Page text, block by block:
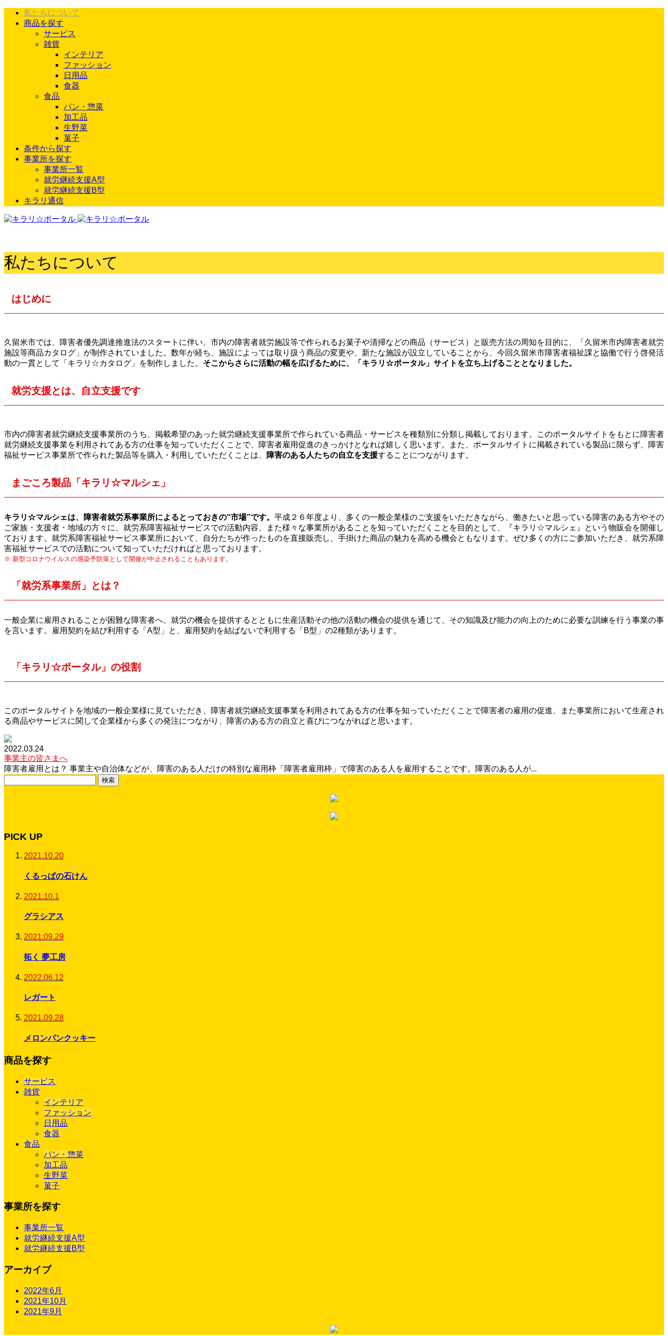
私たちについて
商品を探す
サービス
雑貨
インテリア
ファッション
日用品
食器
食品
パン・惣菜
加工品
生野菜
菓子
条件から探す
事業所を探す
事業所一覧
就労継続支援A型
就労継続支援B型
キラリ通信
私たちについて
はじめに
久留米市では、障害者優先調達推進法のスタートに伴い、市内の障害者就労施設等で作られるお菓子や清掃などの商品（サービス）と販売方法の周知を目的に、「久留米市内障害者就労
施設等商品カタログ」が制作されていました。数年が経ち、施設によっては取り扱う商品の変更や、新たな施設が設立していることから、今回久留米市障害者福祉課と協働で行う啓発活
動の一貫として「キラリ☆カタログ」を制作しました。 そこからさらに活動の幅を広げるために、「キラリ☆ポータル」サイトを立ち上げることとなりました。
就労支援とは、自立支援です
市内の障害者就労継続支援事業所のうち、掲載希望のあった就労継続支援事業所で作られている商品・サービスを種類別に分類し掲載しております。このポータルサイトをもとに障害者
就労継続支援事業を利用されてある方の仕事を知っていただくことで、障害者雇用促進のきっかけとなれば嬉しく思います。また、ポータルサイトに掲載されている製品に限らず、障害
福祉サービス事業所で作られた製品等を購入・利用していただくことは、
障害のある人たちの自立を支援することにつながります。
まごころ製品「キラリ☆マルシェ」
キラリ☆マルシェは、障害者就労系事業所によるとっておきの“市場”です。 平成２６年度より、多くの一般企業様のご支援をいただきながら、働きたいと思っている障害のある方やその
ご家族・支援者・地域の方々に、就労系障害福祉サービスでの活動内容、また様々な事業所があることを知っていただくことを目的として、『キラリ☆マルシェ』という物販会を開催し
ております。就労系障害福祉サービス事業所において、自分たちが作ったものを直接販売し、手掛けた商品の魅力を高める機会ともなります。ぜひ多くの方にご参加いただき、就労系障
害福祉サービスでの活動について知っていただければと思っております。
※ 新型コロナウイルスの感染予防策として開催が中止されることもあります。
「就労系事業所」とは？
一般企業に雇用されることが困難な障害者へ、就労の機会を提供するとともに生産活動その他の活動の機会の提供を通じて、その知識及び能力の向上のために必要な訓練を行う事業の事
を言います。雇用契約を結び利用する「A型」と、雇用契約を結ばないで利用する「B型」の2種類があります。
「キラリ☆ポータル」の役割
このポータルサイトを地域の一般企業様に見ていただき、障害者就労継続支援事業を利用されてある方の仕事を知っていただくことで障害者の雇用の促進、また事業所において生産され
る商品やサービスに関して企業様から多くの発注につながり、障害のある方の自立と喜びにつながればと思います。
2022.03.24
事業主の皆さまへ
障害者雇用とは？ 事業主や自治体などが、障害のある人だけの特別な雇用枠「障害者雇用枠」で障害のある人を雇用することです。障害のある人が...
PICK UP
2021.10.20
くるっぱの石けん
2021.10.1
グラシアス
2021.09.29
拓く 夢工房
2022.06.12
レガート
2021.09.28
メロンパンクッキー
商品を探す
サービス
雑貨
インテリア
ファッション
日用品
食器
食品
パン・惣菜
加工品
生野菜
菓子
事業所を探す
事業所一覧
就労継続支援A型
就労継続支援B型
アーカイブ
2022年6月
2021年10月
2021年9月